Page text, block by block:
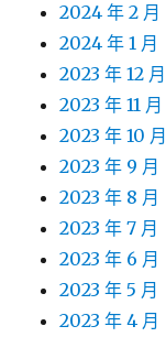
2024 年 2 月
2024 年 1 月
2023 年 12 月
2023 年 11 月
2023 年 10 月
2023 年 9 月
2023 年 8 月
2023 年 7 月
2023 年 6 月
2023 年 5 月
2023 年 4 月